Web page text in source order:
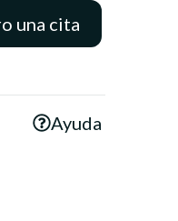
una cita
Ayuda